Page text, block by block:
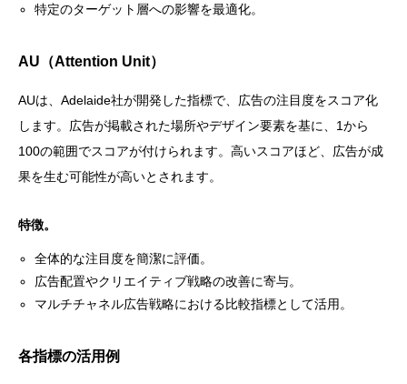
特定のターゲット層への影響を最適化。
AU（Attention Unit）
AUは、Adelaide社が開発した指標で、広告の注目度をスコア化
します。広告が掲載された場所やデザイン要素を基に、1から
100の範囲でスコアが付けられます。高いスコアほど、広告が成
果を生む可能性が高いとされます。
特徴。
全体的な注目度を簡潔に評価。
広告配置やクリエイティブ戦略の改善に寄与。
マルチチャネル広告戦略における比較指標として活用。
各指標の活用例